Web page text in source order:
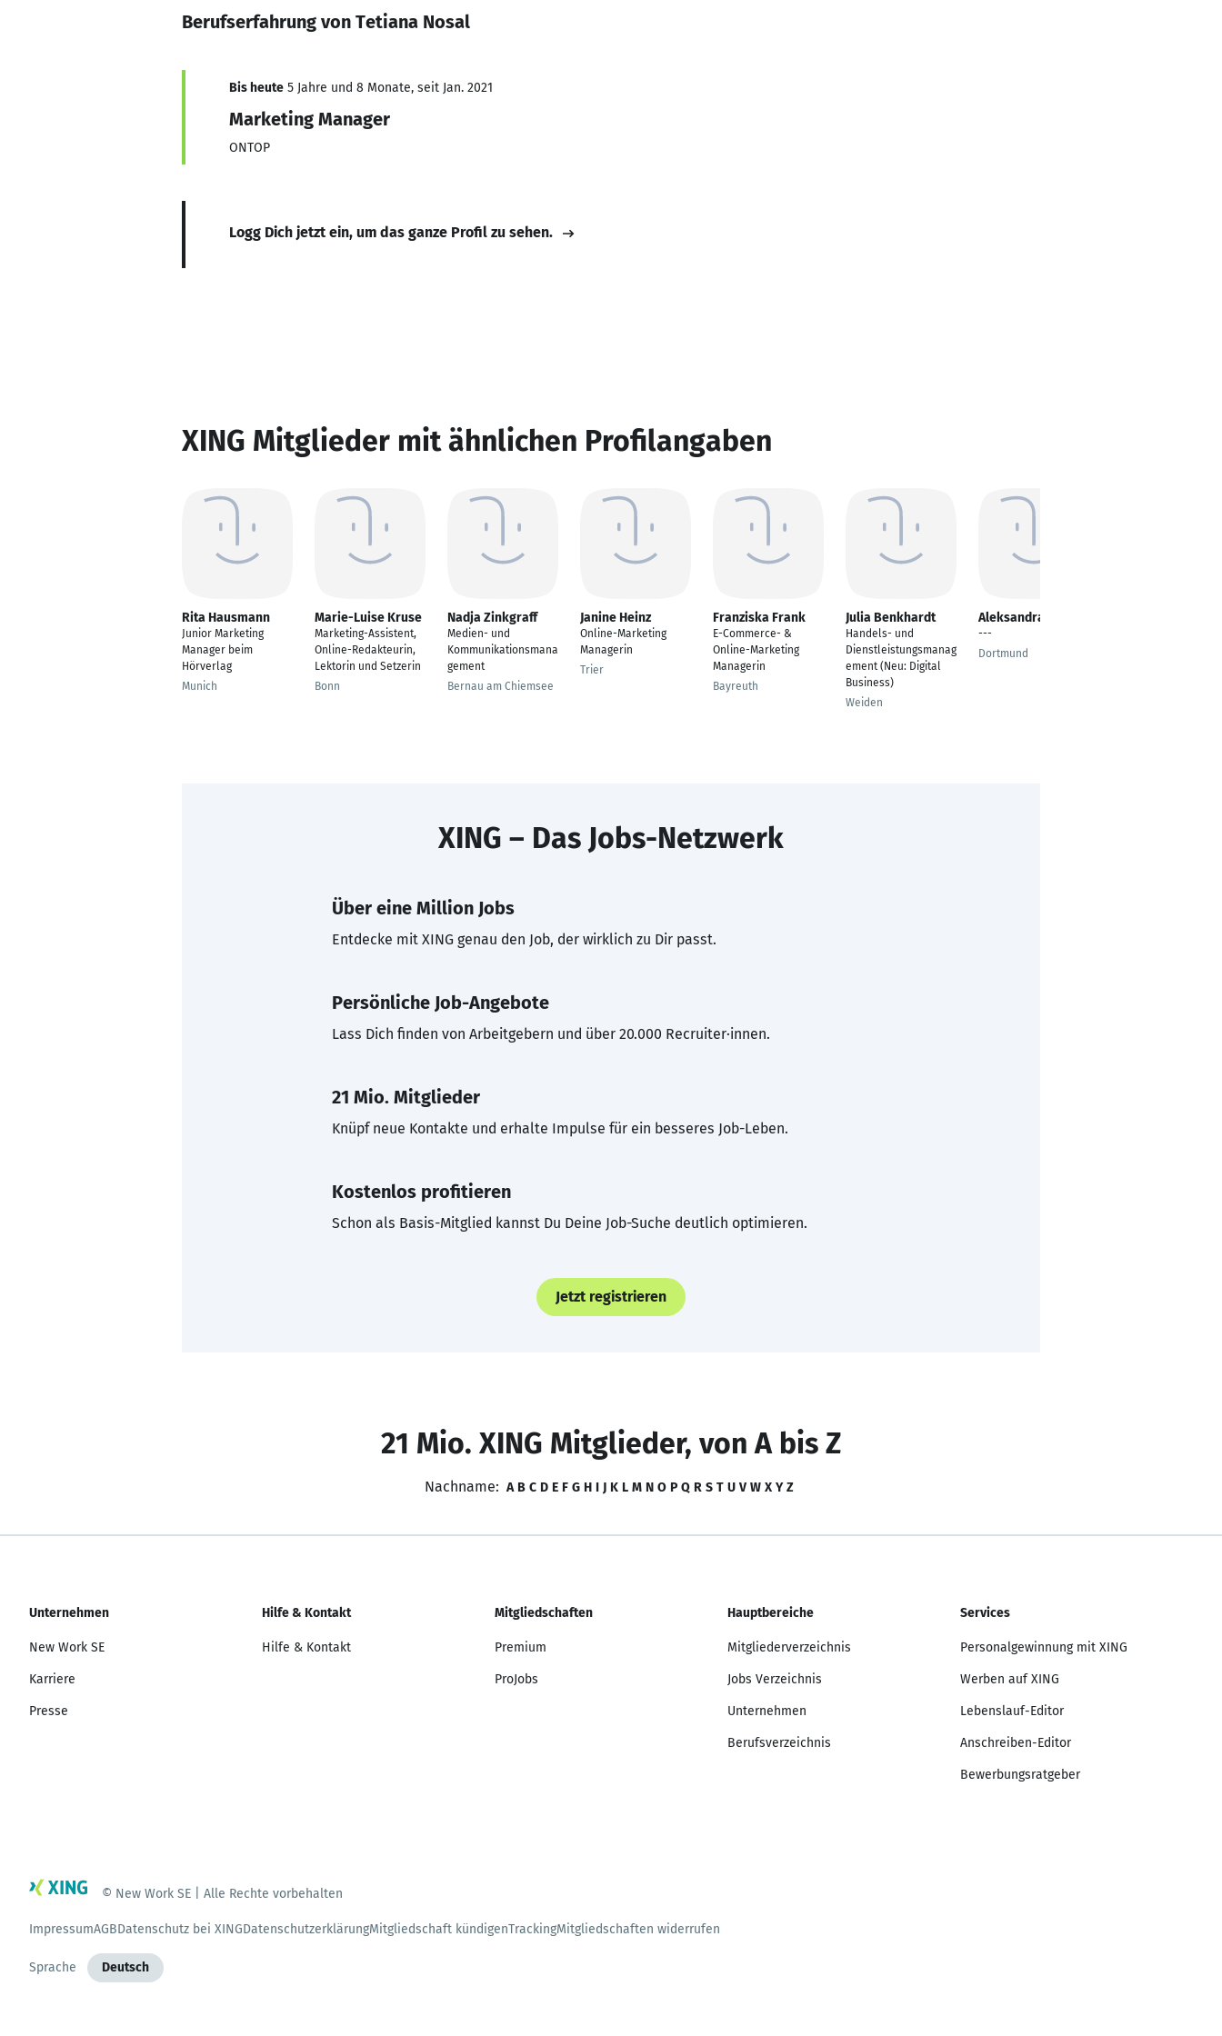
Berufserfahrung von Tetiana Nosal
Bis heute 5 Jahre und 8 Monate, seit Jan. 2021
Marketing Manager
ONTOP
Logg Dich jetzt ein, um das ganze Profil zu sehen.
XING Mitglieder mit ähnlichen Profilangaben
Rita Hausmann
Junior Marketing
Manager beim
Hörverlag
Munich
Marie-Luise Kruse
Marketing-Assistent,
Online-Redakteurin,
Lektorin und Setzerin
Bonn
Nadja Zinkgraff
Medien- und
Kommunikationsmana
gement
Bernau am Chiemsee
Janine Heinz
Online-Marketing
Managerin
Trier
Franziska Frank
E-Commerce- &
Online-Marketing
Managerin
Bayreuth
Julia Benkhardt
Handels- und
Dienstleistungsmanag
ement (Neu: Digital
Business)
Weiden
Aleksandra Obdar
---
Dortmund
XING – Das Jobs-Netzwerk
Über eine Million Jobs
Entdecke mit XING genau den Job, der wirklich zu Dir passt.
Persönliche Job-Angebote
Lass Dich finden von Arbeitgebern und über 20.000 Recruiter·innen.
21 Mio. Mitglieder
Knüpf neue Kontakte und erhalte Impulse für ein besseres Job-Leben.
Kostenlos profitieren
Schon als Basis-Mitglied kannst Du Deine Job-Suche deutlich optimieren.
Jetzt registrieren
21 Mio. XING Mitglieder, von A bis Z
Nachname: A B C D E F G H I J K L M N O P Q R S T U V W X Y Z
Unternehmen
New Work SE
Karriere
Presse
Hilfe & Kontakt
Hilfe & Kontakt
Mitgliedschaften
Premium
ProJobs
Hauptbereiche
Mitgliederverzeichnis
Jobs Verzeichnis
Unternehmen
Berufsverzeichnis
Services
Personalgewinnung mit XING
Werben auf XING
Lebenslauf-Editor
Anschreiben-Editor
Bewerbungsratgeber
© New Work SE | Alle Rechte vorbehalten
ImpressumAGBDatenschutz bei XINGDatenschutzerklärungMitgliedschaft kündigenTrackingMitgliedschaften widerrufen
Sprache Deutsch